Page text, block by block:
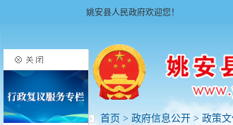
姚安县人民政府欢迎您！
首页 > 政府信息公开 > 政策